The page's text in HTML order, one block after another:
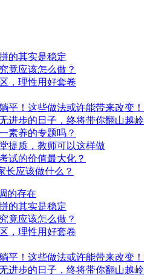
的其实是稳定
竟应该怎么做？
，理性用好套卷
平！这些做法或许能带来改变！
进步的日子，终将带你翻山越岭
素养的专题吗？
提质，教师可以这样做
试的价值最大化？
长应该做什么？
的存在
的其实是稳定
竟应该怎么做？
，理性用好套卷
平！这些做法或许能带来改变！
进步的日子，终将带你翻山越岭